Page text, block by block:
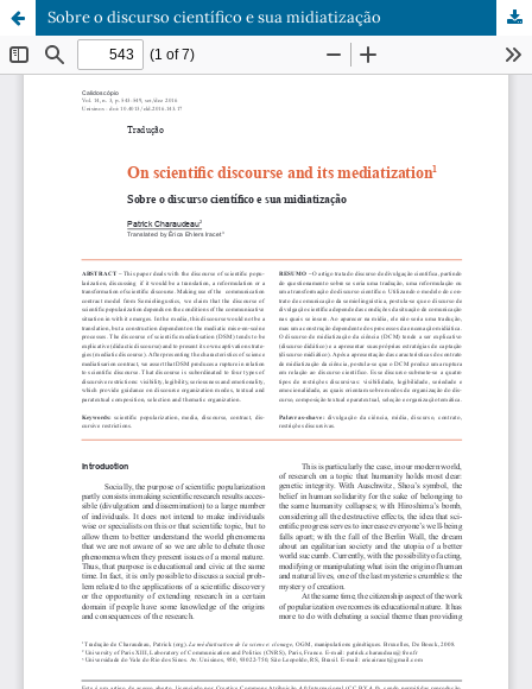
Sobre o discurso científico e sua midiatização